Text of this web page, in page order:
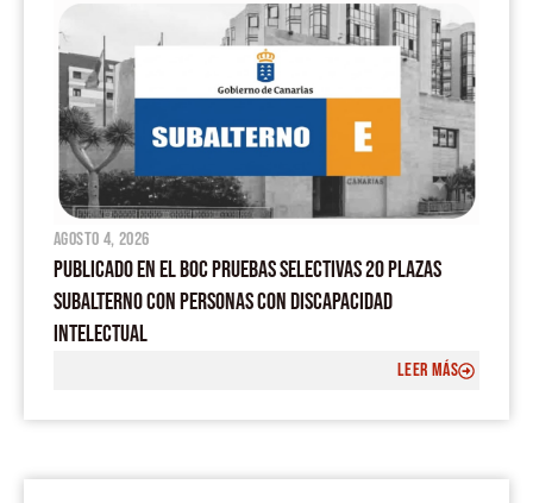
agosto 4, 2026
PUBLICADO EN EL BOC PRUEBAS SELECTIVAS 20 PLAZAS
SUBALTERNO CON PERSONAS CON DISCAPACIDAD
INTELECTUAL
LEER MÁS